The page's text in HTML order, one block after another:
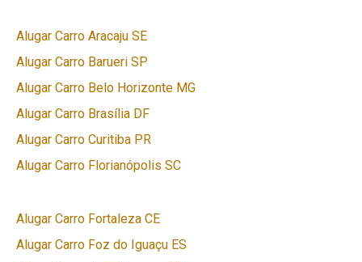
Alugar Carro Aracaju SE
Alugar Carro Barueri SP
Alugar Carro Belo Horizonte MG
Alugar Carro Brasília DF
Alugar Carro Curitiba PR
Alugar Carro Florianópolis SC
Alugar Carro Fortaleza CE
Alugar Carro Foz do Iguaçu ES